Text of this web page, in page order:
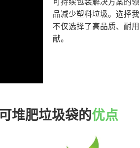
品减少塑料垃圾。选择
不仅选择了高品质、耐
献。
堆肥垃圾袋的优点